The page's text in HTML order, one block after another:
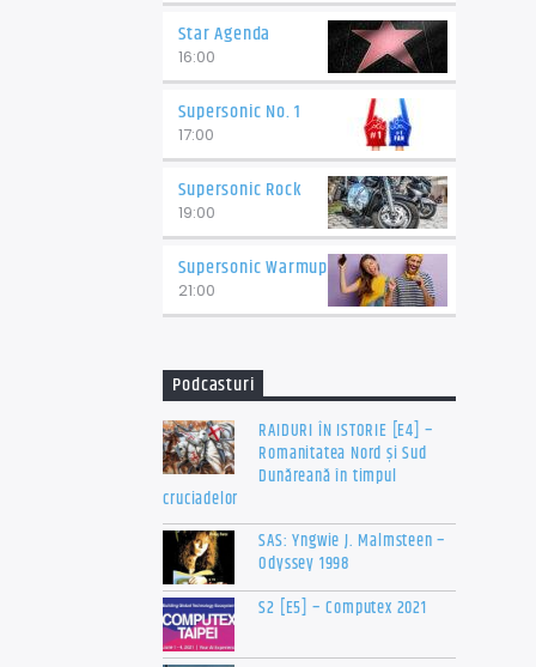
Star Agenda
16:00
Supersonic No. 1
17:00
Supersonic Rock
19:00
Supersonic Warmup
21:00
Podcasturi
RAIDURI ÎN ISTORIE [E4] –
Romanitatea Nord și Sud
Dunăreană în timpul
cruciadelor
SAS: Yngwie J. Malmsteen –
Odyssey 1998
S2 [E5] – Computex 2021